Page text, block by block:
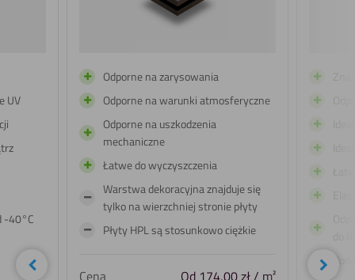
undefined
UV
-40°C
Odporne na zarysowania
Odporne na warunki atmosferyczne
Odporne na uszkodzenia
mechaniczne
Łatwe do wyczyszczenia
Warstwa dekoracyjna znajduje się
tylko na wierzchniej stronie płyty
Płyty HPL są stosunkowo ciężkie
Cena Od 174,00zł / m²